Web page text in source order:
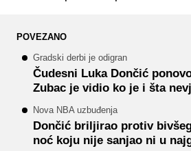
POVEZANO
Gradski derbi je odigran
Čudesni Luka Dončić
Zubac je vidio ko je i šta
Nova NBA uzbuđenja
Dončić briljirao protiv
noć koju nije sanjao ni u